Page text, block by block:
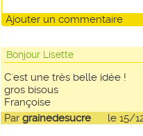
Ajouter un commentaire
Bonjour Lisette
C'est une très belle idée !
gros bisous
Françoise
Par grainedesucrele 15/12/